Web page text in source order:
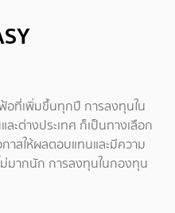
อที่เพิ่มขึ้นทุกปี การลงทุนใน
ต่างประเทศ ก็เป็นทางเลือก
าสให้ผลตอบแทนและมีความ
มากนัก การลงทุนในกองทุน